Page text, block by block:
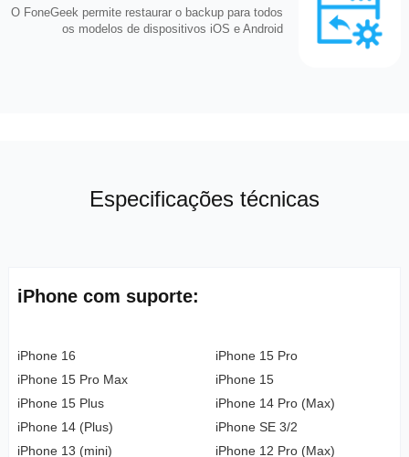
O FoneGeek permite restaurar o backup para todos
os modelos de dispositivos iOS e Android
Especificações técnicas
iPhone com suporte:
iPhone 16
iPhone 15 Pro
iPhone 15 Pro Max
iPhone 15
iPhone 15 Plus
iPhone 14 Pro (Max)
iPhone 14 (Plus)
iPhone SE 3/2
iPhone 13 (mini)
iPhone 12 Pro (Max)